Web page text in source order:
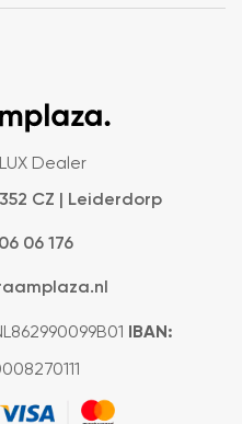
Dealer
CZ | Leiderdorp
06 176
IBAN: